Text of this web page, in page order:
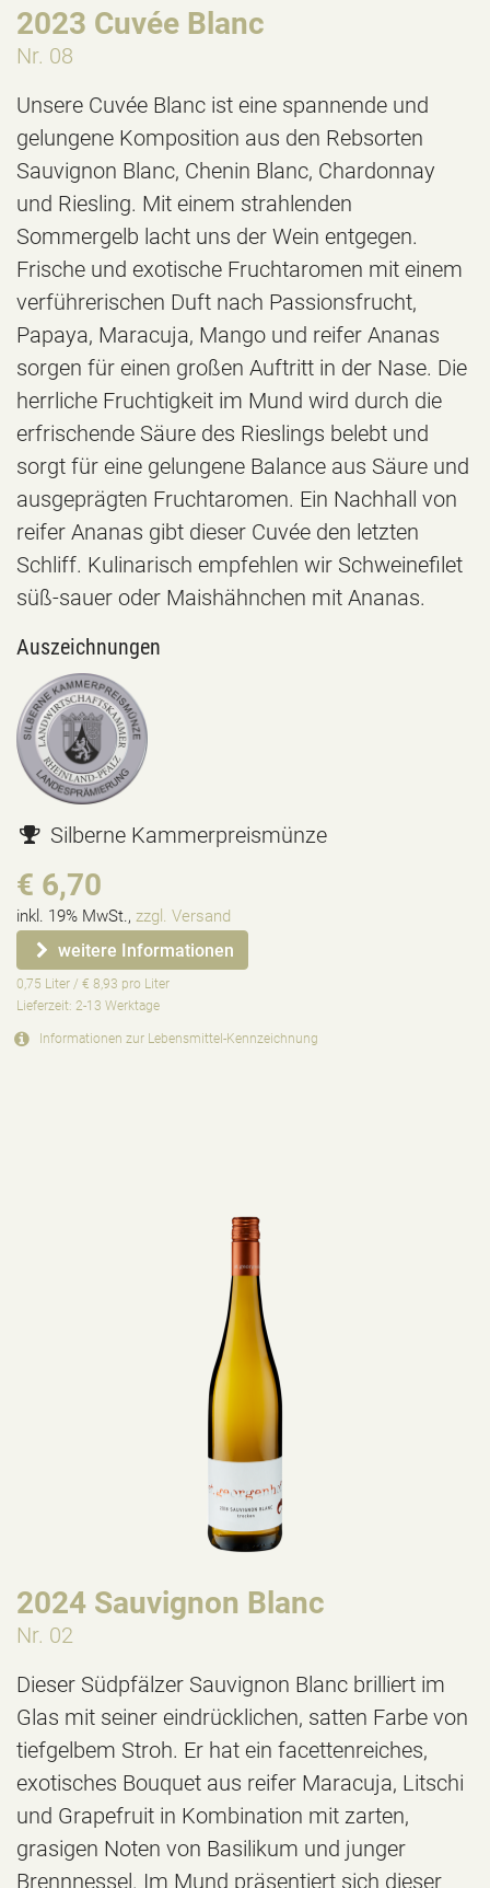
2023 Cuvée Blanc
Nr. 08
Unsere Cuvée Blanc ist eine spannende und
gelungene Komposition aus den Rebsorten
Sauvignon Blanc, Chenin Blanc, Chardonnay
und Riesling. Mit einem strahlenden
Sommergelb lacht uns der Wein entgegen.
Frische und exotische Fruchtaromen mit einem
verführerischen Duft nach Passionsfrucht,
Papaya, Maracuja, Mango und reifer Ananas
sorgen für einen großen Auftritt in der Nase. Die
herrliche Fruchtigkeit im Mund wird durch die
erfrischende Säure des Rieslings belebt und
sorgt für eine gelungene Balance aus Säure und
ausgeprägten Fruchtaromen. Ein Nachhall von
reifer Ananas gibt dieser Cuvée den letzten
Schliff. Kulinarisch empfehlen wir Schweinefilet
süß-sauer oder Maishähnchen mit Ananas.
Auszeichnungen
Silberne Kammerpreismünze
€ 6,70
inkl. 19% MwSt., zzgl. Versand
weitere Informationen
0,75 Liter / € 8,93 pro Liter
Lieferzeit: 2-13 Werktage
Informationen zur Lebensmittel-Kennzeichnung
2024 Sauvignon Blanc
Nr. 02
Dieser Südpfälzer Sauvignon Blanc brilliert im
Glas mit seiner eindrücklichen, satten Farbe von
tiefgelbem Stroh. Er hat ein facettenreiches,
exotisches Bouquet aus reifer Maracuja, Litschi
und Grapefruit in Kombination mit zarten,
grasigen Noten von Basilikum und junger
Brennnessel. Im Mund präsentiert sich dieser